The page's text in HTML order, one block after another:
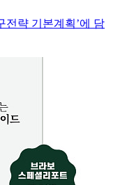
전략 기본계획’에 담